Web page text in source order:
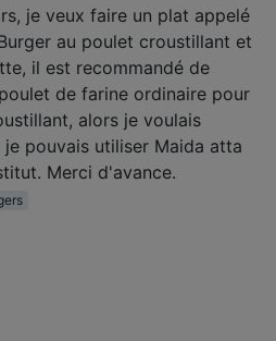
je veux faire un plat appelé
au poulet croustillant et
il est recommandé de
de farine ordinaire pour
alors je voulais
je pouvais utiliser Maida atta
Merci d'avance.